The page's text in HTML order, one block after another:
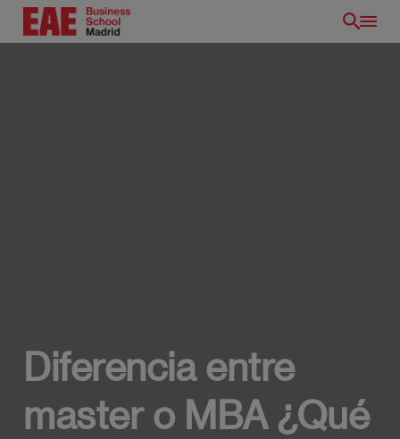
Pasar
Diferencia entre
master o MBA ¿Qué